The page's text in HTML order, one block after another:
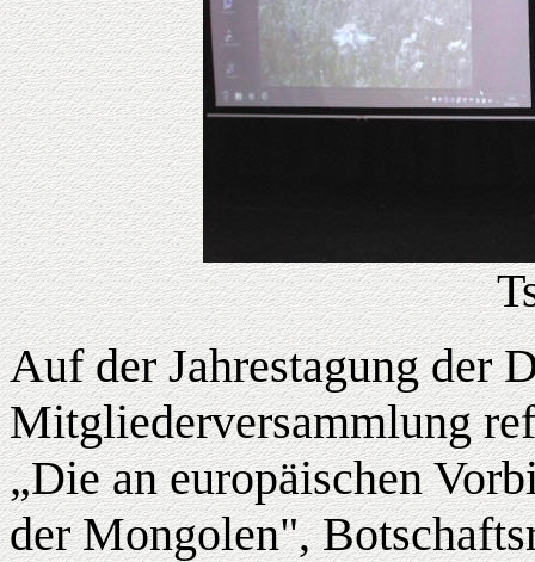
Auf der Jahrestagung der
Mitgliederversammlung
„Die an europäischen
der Mongolen",